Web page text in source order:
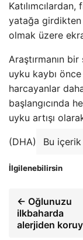
yatağa girdikten
olmak üzere
Araştırmanın
uyku kaybı
harcayanlar
başlangıcında
uyku artışı
(DHA) Bu içerik
İlgilenebilirsin
← Oğlunuzu
ilkbaharda
alerjiden